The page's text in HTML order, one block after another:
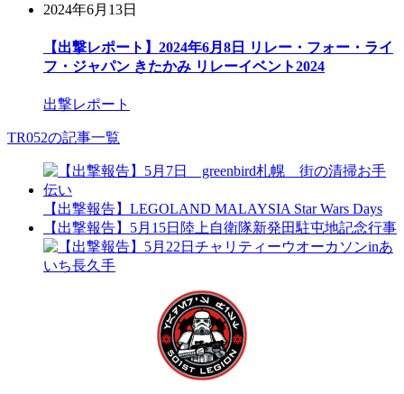
2024年6月13日
【出撃レポート】2024年6月8日 リレー・フォー・ライ
フ・ジャパン きたかみ リレーイベント2024
出撃レポート
TR052の記事一覧
【出撃報告】LEGOLAND MALAYSIA Star Wars Days
【出撃報告】5月15日陸上自衛隊新発田駐屯地記念行事